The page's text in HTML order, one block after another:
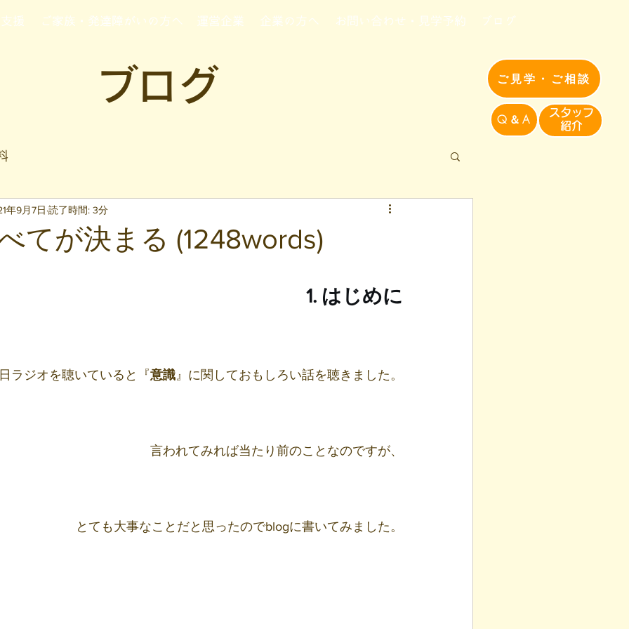
ご見学・ご相談
Q＆A
​スタッフ
紹介​
援 ご家族・発達障がいの方へ 運営企業 企業の方へ お問い合わせ・見学予約 ブログ
ブログ
てが決まる (1248words)
年9月7日 読了時間: 3分
1. はじめに
ラジオを聴いていると『意識』に関しておもしろい話を聴きました。
言われてみれば当たり前のことなのですが、
とても大事なことだと思ったのでblogに書いてみました。